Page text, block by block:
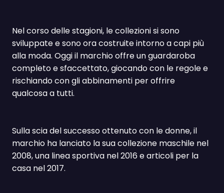
Nel corso delle stagioni, le collezioni si sono
sviluppate e sono ora costruite intorno a capi più
alla moda. Oggi il marchio offre un guardaroba
completo e sfaccettato, giocando con le regole e
rischiando con gli abbinamenti per offrire
qualcosa a tutti.
Sulla scia del successo ottenuto con le donne, il
marchio ha lanciato la sua collezione maschile nel
2008, una linea sportiva nel 2016 e articoli per la
casa nel 2017.